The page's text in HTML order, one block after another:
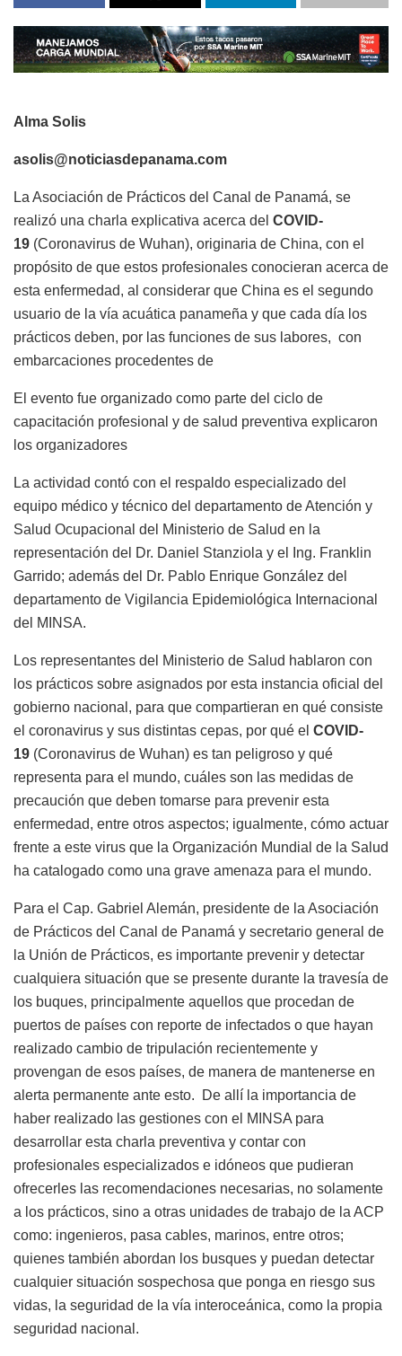
Alma Solis
asolis@noticiasdepanama.com
La Asociación de Prácticos del Canal de Panamá, se
realizó una charla explicativa acerca del COVID-
19 (Coronavirus de Wuhan), originaria de China, con el
propósito de que estos profesionales conocieran acerca de
esta enfermedad, al considerar que China es el segundo
usuario de la vía acuática panameña y que cada día los
prácticos deben, por las funciones de sus labores, con
embarcaciones procedentes de
El evento fue organizado como parte del ciclo de
capacitación profesional y de salud preventiva explicaron
los organizadores
La actividad contó con el respaldo especializado del
equipo médico y técnico del departamento de Atención y
Salud Ocupacional del Ministerio de Salud en la
representación del Dr. Daniel Stanziola y el Ing. Franklin
Garrido; además del Dr. Pablo Enrique González del
departamento de Vigilancia Epidemiológica Internacional
del MINSA.
Los representantes del Ministerio de Salud hablaron con
los prácticos sobre asignados por esta instancia oficial del
gobierno nacional, para que compartieran en qué consiste
el coronavirus y sus distintas cepas, por qué el COVID-
19 (Coronavirus de Wuhan) es tan peligroso y qué
representa para el mundo, cuáles son las medidas de
precaución que deben tomarse para prevenir esta
enfermedad, entre otros aspectos; igualmente, cómo actuar
frente a este virus que la Organización Mundial de la Salud
ha catalogado como una grave amenaza para el mundo.
Para el Cap. Gabriel Alemán, presidente de la Asociación
de Prácticos del Canal de Panamá y secretario general de
la Unión de Prácticos, es importante prevenir y detectar
cualquiera situación que se presente durante la travesía de
los buques, principalmente aquellos que procedan de
puertos de países con reporte de infectados o que hayan
realizado cambio de tripulación recientemente y
provengan de esos países, de manera de mantenerse en
alerta permanente ante esto. De allí la importancia de
haber realizado las gestiones con el MINSA para
desarrollar esta charla preventiva y contar con
profesionales especializados e idóneos que pudieran
ofrecerles las recomendaciones necesarias, no solamente
a los prácticos, sino a otras unidades de trabajo de la ACP
como: ingenieros, pasa cables, marinos, entre otros;
quienes también abordan los busques y puedan detectar
cualquier situación sospechosa que ponga en riesgo sus
vidas, la seguridad de la vía interoceánica, como la propia
seguridad nacional.